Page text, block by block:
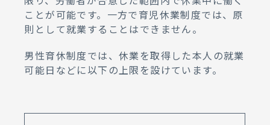
ことが可能です。一方で育児休業制度では、原
則として就業することはできません。
男性育休制度では、休業を取得した本人の就業
可能日などに以下の上限を設けています。